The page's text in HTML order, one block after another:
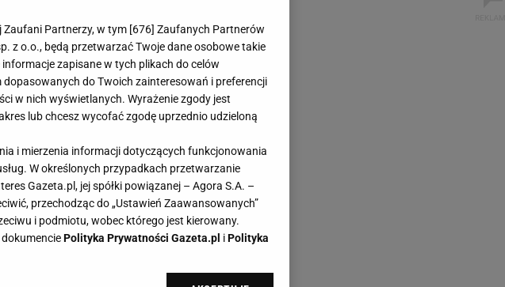
Zaufani Partnerzy, w tym [676] Zaufanych Partnerów
z o.o., będą przetwarzać Twoje dane osobowe takie
zapisane w tych plikach do celów
do Twoich zainteresowań i preferencji
w nich wyświetlanych. Wyrażenie zgody jest
lub chcesz wycofać zgodę uprzednio udzieloną
i mierzenia informacji dotyczących funkcjonowania
W określonych przypadkach przetwarzanie
Gazeta.pl, jej spółki powiązanej – Agora S.A. –
przechodząc do „Ustawień Zaawansowanych”
i podmiotu, wobec którego jest kierowany.
Polityka Prywatności Gazeta.pl iPolityka